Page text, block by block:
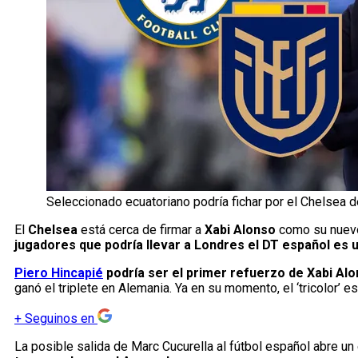
Seleccionado ecuatoriano podría fichar por el Chelsea
El Chelsea está cerca de firmar a Xabi Alonso como su
jugadores que podría llevar a Londres el DT español es
Piero Hincapié podría ser el primer refuerzo de Xabi
ganó el triplete en Alemania. Ya en su momento, el ‘tricolor’
+ Seguinos en
La posible salida de Marc Cucurella al fútbol español abre